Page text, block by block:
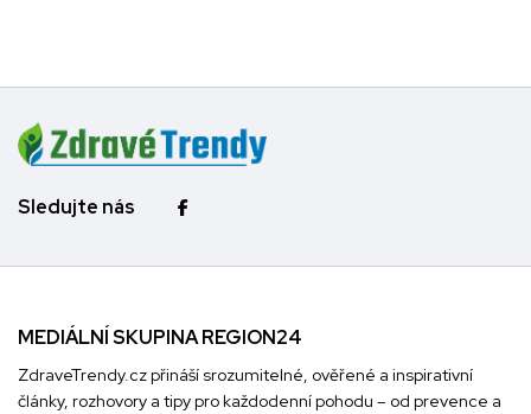
Sledujte nás
MEDIÁLNÍ SKUPINA REGION24
ZdraveTrendy.cz přináší srozumitelné, ověřené a inspirativní
články, rozhovory a tipy pro každodenní pohodu – od prevence a